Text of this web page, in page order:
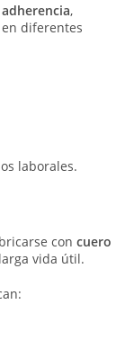
,
diferentes
laborales.
concuero
vida útil.